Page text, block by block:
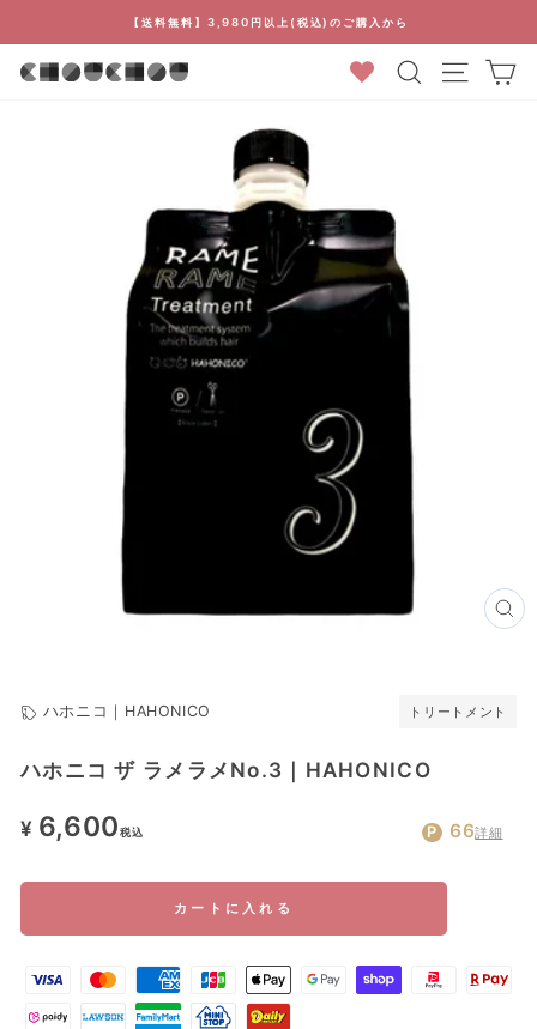
ン
ド
シ
ョ
ー
を
停
止
す
【送料無料】3,980円以上(税込)のご購入から
検索結果 カ
閉
ハホニコ｜HAHONICO トリートメント
ハホニコ ザ ラメラメNo.3｜HAHONICO
¥ 6,600税込 66詳細
常
カートに入れる